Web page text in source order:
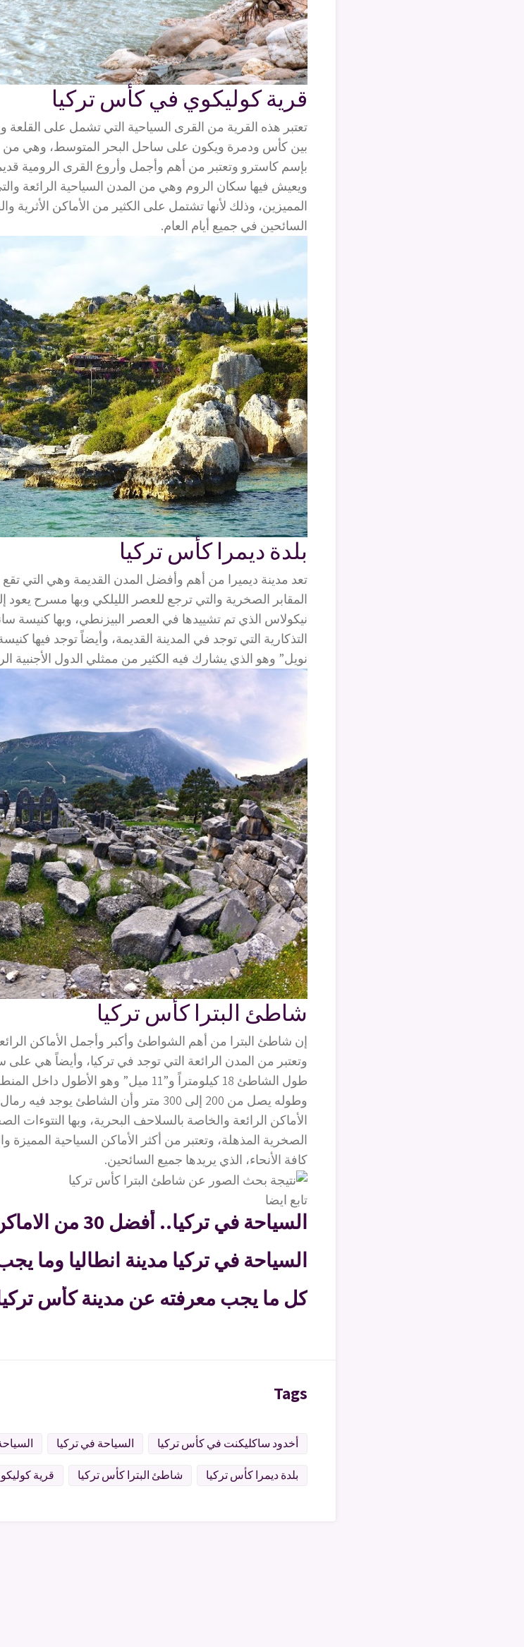
قرية كوليكوي في كأس تركيا
تعتبر هذه القرية من القرى السياحية التي تشمل على
بين كأس ودمرة ويكون على ساحل البحر المتوسط، وهي من
بإسم كاسترو وتعتبر من أهم وأجمل وأروع القرى الرومية
ويعيش فيها سكان الروم وهي من المدن السياحية الرائعة
المميزين، وذلك لأنها تشتمل على الكثير من الأماكن الأثرية
السائحين في جميع أيام العام.
بلدة ديمرا كأس تركيا
تعد مدينة ديميرا من أهم وأفضل المدن القديمة وهي التي
المقابر الصخرية والتي ترجع للعصر الليلكي وبها مسرح
نيكولاس الذي تم تشييدها في العصر البيزنطي، وبها كنيسة
التذكارية التي توجد في المدينة القديمة، وأيضاً توجد فيها
نويل” وهو الذي يشارك فيه الكثير من ممثلي الدول الأجنبية
شاطئ البترا كأس تركيا
إن شاطئ البترا من أهم الشواطئ وأكبر وأجمل الأماكن
وتعتبر من المدن الرائعة التي توجد في تركيا، وأيضاً هي على
طول الشاطئ 18 كيلومتراً و”11 ميل” وهو الأطول داخل المنطقة.
وطوله يصل من 200 إلى 300 متر وأن
الأماكن الرائعة والخاصة بالسلاحف البحرية، وبها
الصخرية المذهلة، وتعتبر من أكثر الأماكن السياحية المميزة
كافة الأنحاء، الذي يريدها جميع السائحين.
تابع ايضا
السياحة في تركيا.. أفضل 30 من الاماكن والمدن في تركيا
السياحة في تركيا مدينة انطاليا وما
كل ما يجب معرفته عن مدينة كأس
Tags
أخدود ساكليكنت في كأس تركيا السياحة في تركيا
بلدة ديمرا كأس تركيا شاطئ البترا كأس تركيا قرية